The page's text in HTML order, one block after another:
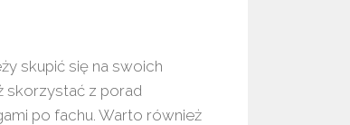
skupić się na swoich
skorzystać z porad
po fachu. Warto również